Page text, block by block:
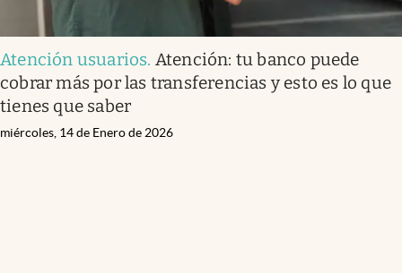
Atención usuarios. Atención: tu banco puede
cobrar más por las transferencias y esto es lo que
tienes que saber
miércoles, 14 de Enero de 2026